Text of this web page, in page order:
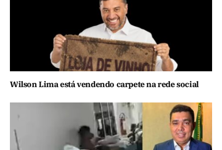
Wilson Lima está vendendo carpete na rede social